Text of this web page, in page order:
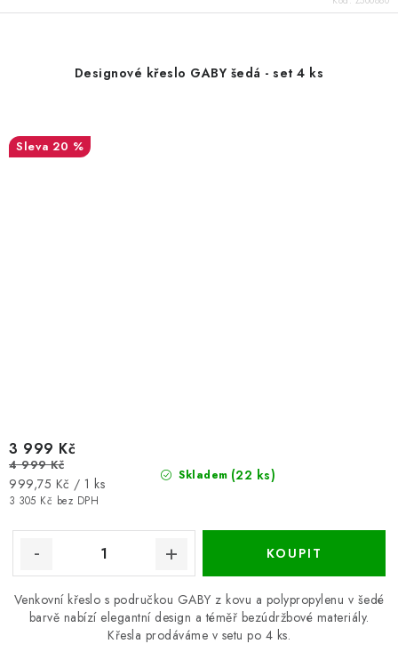
Designové křeslo GABY šedá - set 4 ks
20 %
Skladem (22 ks)
3 305 Kč bez DPH
3 999 Kč
4 999 Kč
Měrná
cena:
999,75 Kč / 1 ks
Venkovní křeslo s područkou GABY z kovu a polypropylenu v šedé
barvě nabízí elegantní design a téměř bezúdržbové materiály.
Křesla prodáváme v setu po 4 ks.